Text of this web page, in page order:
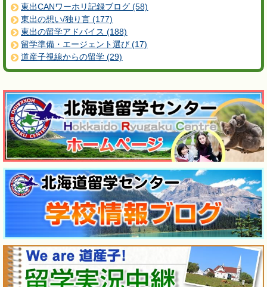
東出CANワーホリ記録ブログ (58)
東出の想い/独り言 (177)
東出の留学アドバイス (188)
留学準備・エージェント選び (17)
道産子視線からの留学 (29)